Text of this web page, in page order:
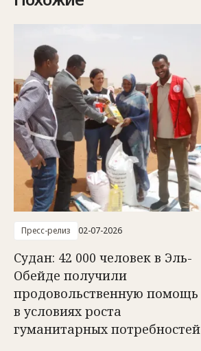
Пресс-релиз 02-07-2026
Судан: 42 000 человек в Эль-
Обейде получили
продовольственную помощь
в условиях роста
гуманитарных потребностей